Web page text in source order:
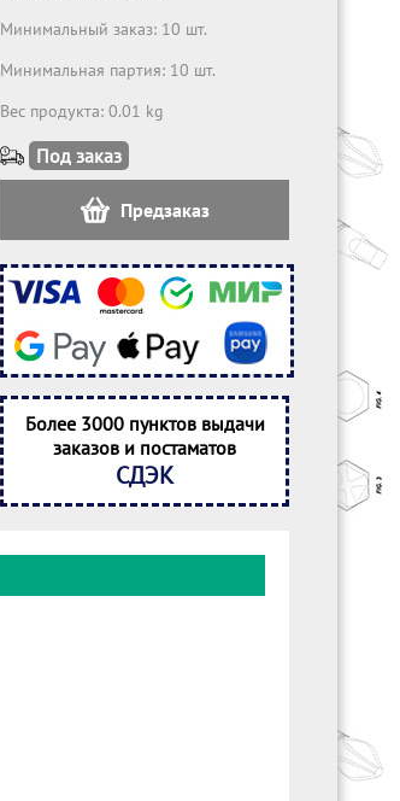
Минимальный заказ: 10 шт.
Минимальная партия: 10 шт.
Вес продукта: 0.01 kg
Под заказ
Предзаказ
Более 3000 пунктов выдачи
заказов и постаматов
СДЭК